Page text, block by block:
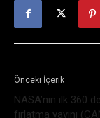
Önceki İçerik
NASA’nın ilk 360
fırlatma yayını